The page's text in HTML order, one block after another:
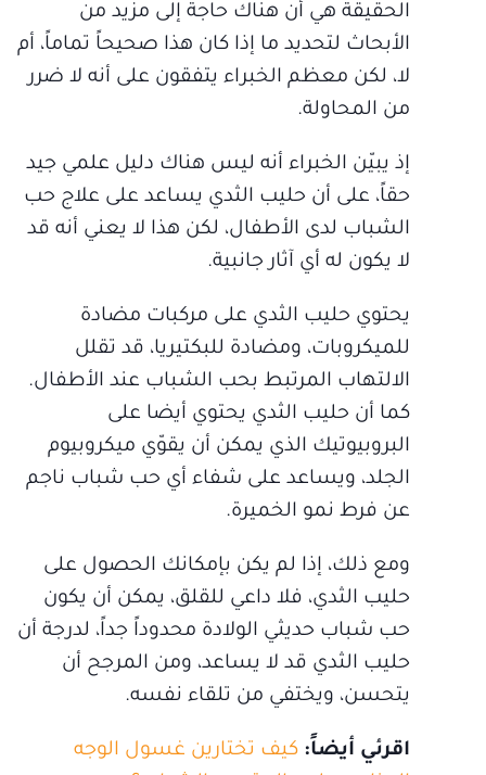
الحقيقة هي أن هناك حاجة إلى مزيد من
الأبحاث لتحديد ما إذا كان هذا صحيحاً تماماً، أم
لا، لكن معظم الخبراء يتفقون على أنه لا ضرر
من المحاولة.
إذ يبيّن الخبراء أنه ليس هناك دليل علمي جيد
حقاً، على أن حليب الثدي يساعد على علاج حب
الشباب لدى الأطفال، لكن هذا لا يعني أنه قد
لا يكون له أي آثار جانبية.
يحتوي حليب الثدي على مركبات مضادة
للميكروبات، ومضادة للبكتيريا، قد تقلل
الالتهاب المرتبط بحب الشباب عند الأطفال.
كما أن حليب الثدي يحتوي أيضا على
البروبيوتيك الذي يمكن أن يقوّي ميكروبيوم
الجلد، ويساعد على شفاء أي حب شباب ناجم
عن فرط نمو الخميرة.
ومع ذلك، إذا لم يكن بإمكانك الحصول على
حليب الثدي، فلا داعي للقلق، يمكن أن يكون
حب شباب حديثي الولادة محدوداً جداً، لدرجة أن
حليب الثدي قد لا يساعد، ومن المرجح أن
يتحسن، ويختفي من تلقاء نفسه.
اقرئي أيضاً: كيف تختارين غسول الوجه